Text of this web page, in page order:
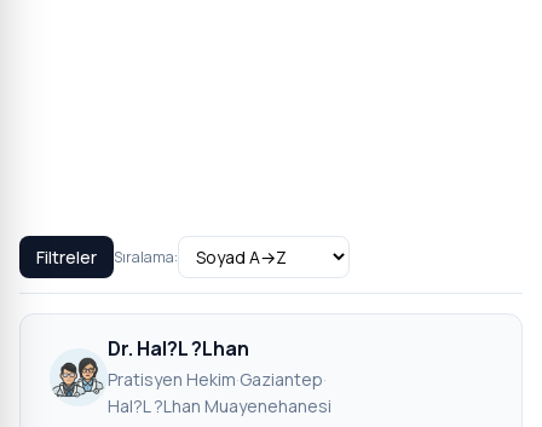
Filtreler Sıralama:
Dr. Hal?L ?Lhan
Pratisyen Hekim·Gaziantep·
Hal?L ?Lhan Muayenehanesi